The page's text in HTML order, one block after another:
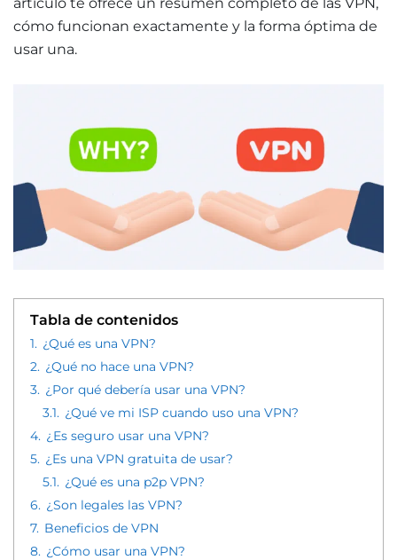
cómo funcionan exactamente y la forma óptima de
usar una.
Tabla de contenidos
1. ¿Qué es una VPN?
2. ¿Qué no hace una VPN?
3. ¿Por qué debería usar una VPN?
3.1. ¿Qué ve mi ISP cuando uso una VPN?
4. ¿Es seguro usar una VPN?
5. ¿Es una VPN gratuita de usar?
5.1. ¿Qué es una p2p VPN?
6. ¿Son legales las VPN?
7. Beneficios de VPN
8. ¿Cómo usar una VPN?